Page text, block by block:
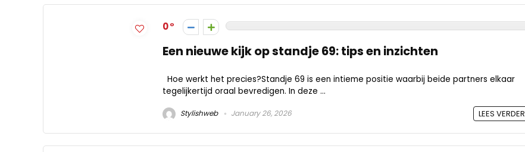
0
Een nieuwe kijk op standje 69: tips en inzichten
Hoe werkt het precies?Standje 69 is een intieme positie waarbij beide partners elkaar
tegelijkertijd oraal bevredigen. In deze ...
Stylishweb January 26, 2026 LEES VERDER